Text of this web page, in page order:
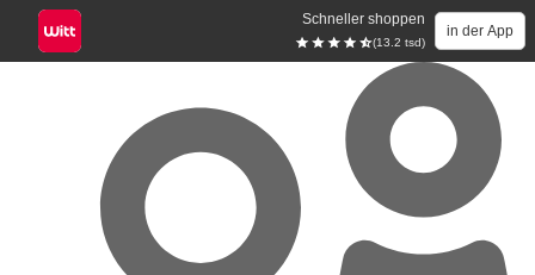
Schneller shoppen
(13.2 tsd)
in der App